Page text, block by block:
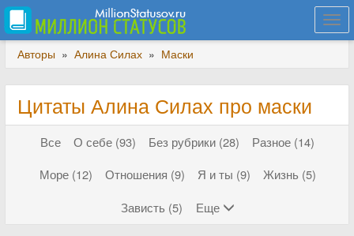
Авторы » Алина Силах » Маски
Цитаты Алина Силах про маски
Все О себе (93) Без рубрики (28)
Разное (14)
Море (12)
Отношения (9) Я и ты (9)
Жизнь (5)
Зависть (5)
Еще